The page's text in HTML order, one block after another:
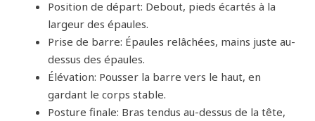
Position de départ: Debout, pieds écartés à la
largeur des épaules.
Prise de barre: Épaules relâchées, mains juste au-
dessus des épaules.
Élévation: Pousser la barre vers le haut, en
gardant le corps stable.
Posture finale: Bras tendus au-dessus de la tête,